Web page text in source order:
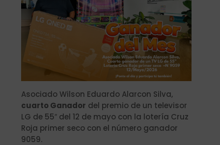
Asociado Wilson Eduardo Alarcon Silva,
cuarto Ganador del premio de un televisor
LG de 55″ del 12 de mayo con la lotería Cruz
Roja primer seco con el número ganador
9059.